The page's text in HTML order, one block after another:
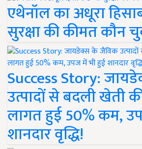
एथेनॉल का अधूरा
सुरक्षा की कीमत कौन
Success Story:
उत्पादों से बदली खेती
लागत हुई 50% कम,
शानदार वृद्धि!